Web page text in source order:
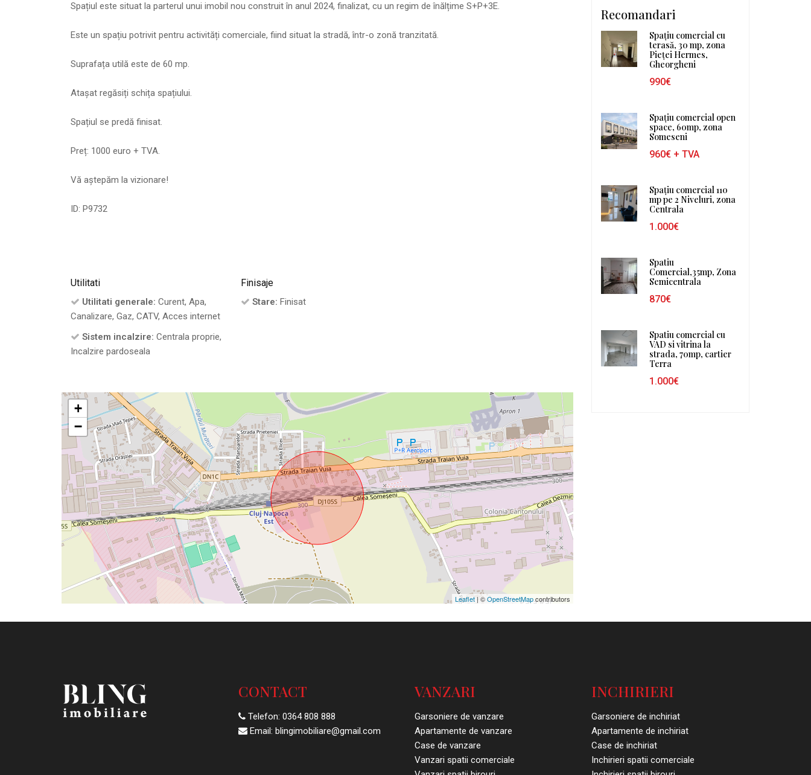
Spațiul este situat la parterul unui imobil nou construit în anul 2024, finalizat, cu un regim de înălțime S+P+3E.
Este un spațiu potrivit pentru activități comerciale, fiind situat la stradă, într-o zonă tranzitată.
Suprafața utilă este de 60 mp.
Atașat regăsiți schița spațiului.
Spațiul se predă finisat.
Preț: 1000 euro + TVA.
Vă aștepăm la vizionare!
ID: P9732
Utilitati
Utilitati generale: Curent, Apa,
Canalizare, Gaz, CATV, Acces internet
Sistem incalzire: Centrala proprie,
Incalzire pardoseala
Finisaje
Stare: Finisat
+
−
Leaflet| ©OpenStreetMapcontributors
Recomandari
Spațiu comercial cu
terasă, 30 mp, zona
Pieței Hermes,
Gheorgheni
990€
Spațiu comercial open
space, 60mp, zona
Someseni
960€+ TVA
Spațiu comercial 110
mp pe 2 Niveluri, zona
Centrala
1.000€
Spatiu
Comercial,35mp, Zona
Semicentrala
870€
Spatiu comercial cu
VAD si vitrina la
strada, 70mp, cartier
Terra
1.000€
CONTACT
Telefon: 0364 808 888
Email: blingimobiliare@gmail.com
VANZARI
Garsoniere de vanzare
Apartamente de vanzare
Case de vanzare
Vanzari spatii comerciale
INCHIRIERI
Garsoniere de inchiriat
Apartamente de inchiriat
Case de inchiriat
Inchirieri spatii comerciale